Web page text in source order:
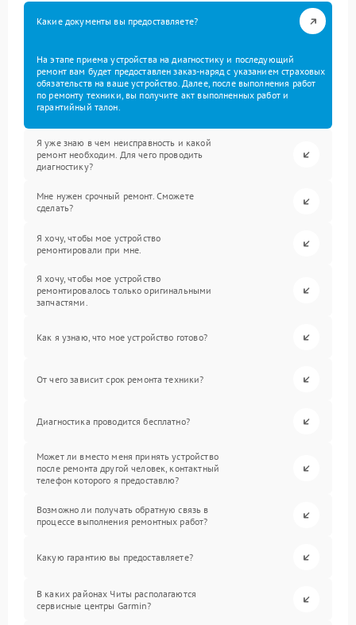
Какие документы вы предоставляете?
На этапе приема устройства на диагностику и последующий
ремонт вам будет предоставлен заказ-наряд с указанием страховых
обязательств на ваше устройство. Далее, после выполнения работ
по ремонту техники, вы получите акт выполненных работ и
гарантийный талон.
Я уже знаю в чем неисправность и какой
ремонт необходим. Для чего проводить
диагностику?
Мне нужен срочный ремонт. Сможете
сделать?
Я хочу, чтобы мое устройство
ремонтировали при мне.
Я хочу, чтобы мое устройство
ремонтировалось только оригинальными
запчастями.
Как я узнаю, что мое устройство готово?
От чего зависит срок ремонта техники?
Диагностика проводится бесплатно?
Может ли вместо меня принять устройство
после ремонта другой человек, контактный
телефон которого я предоставлю?
Возможно ли получать обратную связь в
процессе выполнения ремонтных работ?
Какую гарантию вы предоставляете?
В каких районах Читы располагаются
сервисные центры Garmin?